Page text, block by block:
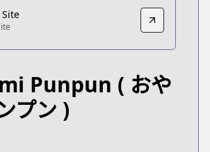
comic.jp/
Punpun ( おや
プン )